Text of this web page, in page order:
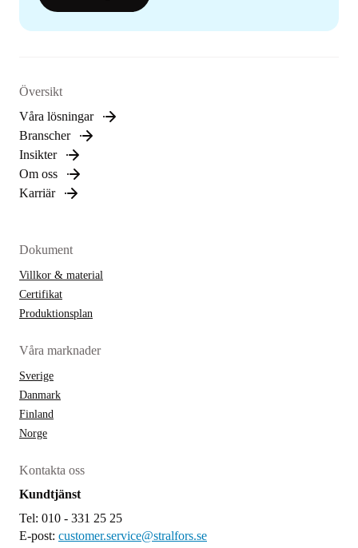
Översikt
Våra lösningar
Branscher
Insikter
Om oss
Karriär
Dokument
Villkor & material
Certifikat
Produktionsplan
Våra marknader
Sverige
Danmark
Finland
Norge
Kontakta oss
Kundtjänst
Tel: 010 - 331 25 25
E-post: customer.service@stralfors.se